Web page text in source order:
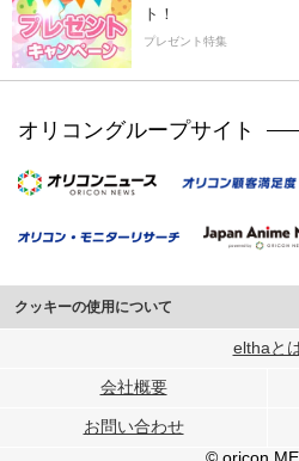
ト！
プレゼント特集
オリコングループサイト
クッキーの使用について
このサイトでは Cookie を使用して、ユー
行っています。
メディアや広告配信、データ解析の各パー
各パートナーは、この情報とユーザーが各
elthaと
会社概要
お問い合わせ